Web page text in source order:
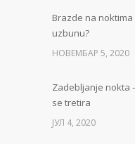
Brazde na
uzbunu?
НОВЕМБАР 5, 2020
Zadebljanje nokta
se tretira
ЈУЛ 4, 2020